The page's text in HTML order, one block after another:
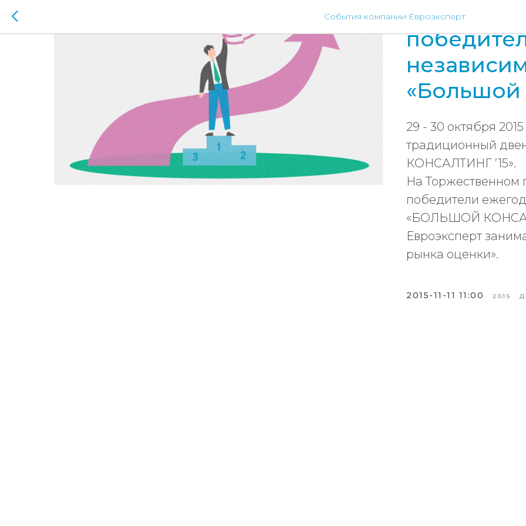
События компании Евроэксперт
НАО
«Большой
29 - 30 октября
традиционный
КОНСАЛТИНГ ’15».
На
победители
«БОЛЬШОЙ
Евроэксперт
рынка оценки».
2015-11-11 11:00 2015